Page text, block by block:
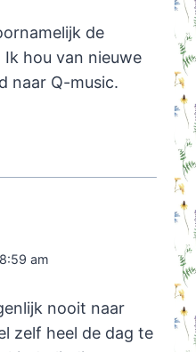
de
hou van nieuwe
naar Q-music.
am
nooit naar
zelf heel de dag te